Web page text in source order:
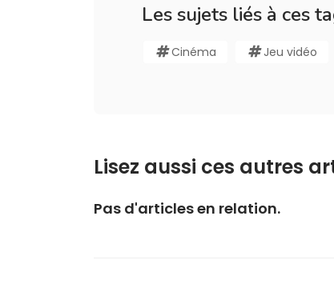
Les sujets liés à ces
Cinéma Jeu vidéo
Lisez aussi ces autres
Pas d'articles en relation.